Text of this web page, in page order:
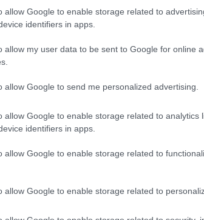
allow Google to enable storage related to
identifiers in apps.
allow my user data to be sent to Google for online
allow Google to send me personalized advertising.
allow Google to enable storage related to analytics
identifiers in apps.
allow Google to enable storage related to
allow Google to enable storage related to
medieval enclavados en
para disfrutar de unas vistas
de las ciudades de montaña
telón de fondo de agua
prados alpinos rodeados de
en Suiza
para visitar enSuiza: